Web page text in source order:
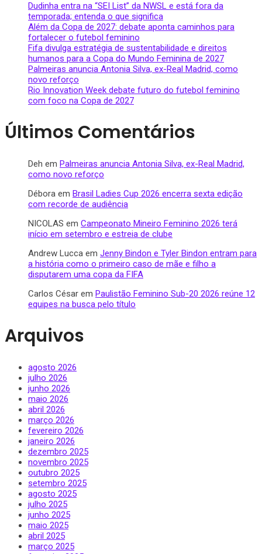
Dudinha entra na “SEI List” da NWSL e está fora da
temporada; entenda o que significa
Além da Copa de 2027: debate aponta caminhos para
fortalecer o futebol feminino
Fifa divulga estratégia de sustentabilidade e direitos
humanos para a Copa do Mundo Feminina de 2027
Palmeiras anuncia Antonia Silva, ex-Real Madrid, como
novo reforço
Rio Innovation Week debate futuro do futebol feminino
com foco na Copa de 2027
Últimos Comentários
Deh em Palmeiras anuncia Antonia Silva, ex-Real Madrid,
como novo reforço
Débora em Brasil Ladies Cup 2026 encerra sexta edição
com recorde de audiência
NICOLAS em Campeonato Mineiro Feminino 2026 terá
início em setembro e estreia de clube
Andrew Lucca em Jenny Bindon e Tyler Bindon entram para
a história como o primeiro caso de mãe e filho a
disputarem uma copa da FIFA
Carlos César em Paulistão Feminino Sub-20 2026 reúne 12
equipes na busca pelo título
Arquivos
agosto 2026
julho 2026
junho 2026
maio 2026
abril 2026
março 2026
fevereiro 2026
janeiro 2026
dezembro 2025
novembro 2025
outubro 2025
setembro 2025
agosto 2025
julho 2025
junho 2025
maio 2025
abril 2025
março 2025